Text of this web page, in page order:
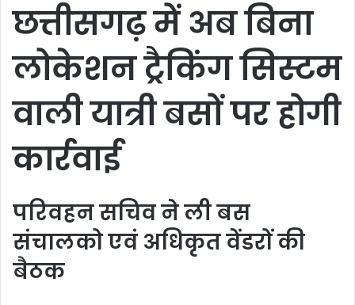
छत्तीसगढ़ में अब बिना
लोकेशन ट्रैकिंग सिस्टम
वाली यात्री बसों पर होगी
कार्रवाई
परिवहन सचिव ने ली बस
संचालको एवं अधिकृत वेंडरों की
बैठक